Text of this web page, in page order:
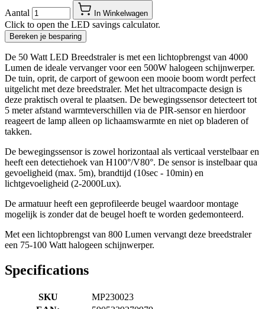
Aantal In Winkelwagen
Click to open the LED savings calculator.
Bereken je besparing
De 50 Watt LED Breedstraler is met een lichtopbrengst van 4000
Lumen de ideale vervanger voor een 500W halogeen schijnwerper.
De tuin, oprit, de carport of gewoon een mooie boom wordt perfect
uitgelicht met deze breedstraler. Met het ultracompacte design is
deze praktisch overal te plaatsen. De bewegingssensor detecteert tot
5 meter afstand warmteverschillen via de PIR-sensor en hierdoor
reageert de lamp alleen op lichaamswarmte en niet op bladeren of
takken.
De bewegingssensor is zowel horizontaal als verticaal verstelbaar en
heeft een detectiehoek van H100°/V80°. De sensor is instelbaar qua
gevoeligheid (max. 5m), brandtijd (10sec - 10min) en
lichtgevoeligheid (2-2000Lux).
De armatuur heeft een geprofileerde beugel waardoor montage
mogelijk is zonder dat de beugel hoeft te worden gedemonteerd.
Met een lichtopbrengst van 800 Lumen vervangt deze breedstraler
een 75-100 Watt halogeen schijnwerper.
Specifications
SKU
MP230023